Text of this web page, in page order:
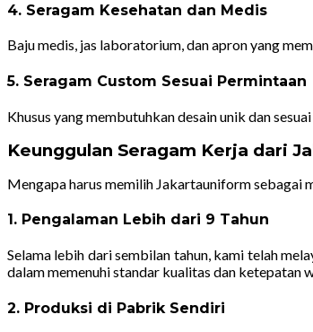
4. Seragam Kesehatan dan Medis
Baju medis, jas laboratorium, dan apron yang
5. Seragam Custom Sesuai Permintaan
Khusus yang membutuhkan desain unik dan
Keunggulan Seragam Kerja dari
Mengapa harus memilih Jakartauniform sebagai
1. Pengalaman Lebih dari 9 Tahun
Selama lebih dari sembilan tahun, kami telah
dalam memenuhi standar kualitas dan ketepatan
2. Produksi di Pabrik Sendiri